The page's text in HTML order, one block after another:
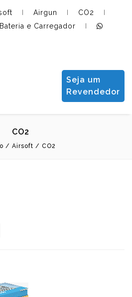
Airgun CO2
Bateria e Carregador
Seja um
Revendedor
CO2
/ Airsoft / CO2